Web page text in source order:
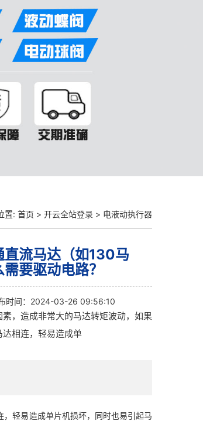
置: 首页 > 开云全站登录 > 电液动执行器
直流马达（如130马
要驱动电路？
时间：2024-03-26 09:56:10
，造成非常大的马达转矩波动，如果
相连，轻易造成单
轻易造成单片机损坏，同时也易引起马